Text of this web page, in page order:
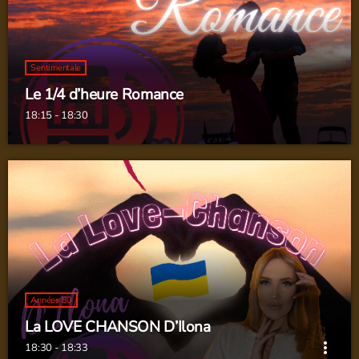
Sentimentale
Le 1/4 d’heure Romance
18:15 - 18:30
Années 80
La LOVE CHANSON D’Ilona
18:30 - 18:33 more_vert